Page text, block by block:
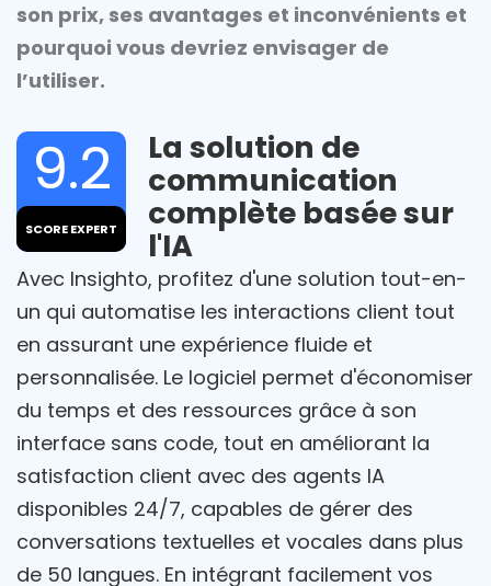
son prix, ses avantages et inconvénients et
pourquoi vous devriez envisager de
l’utiliser.
9.2
SCORE EXPERT
La solution de
communication
complète basée sur
l'IA
Avec Insighto, profitez d'une solution tout-en-
un qui automatise les interactions client tout
en assurant une expérience fluide et
personnalisée. Le logiciel permet d'économiser
du temps et des ressources grâce à son
interface sans code, tout en améliorant la
satisfaction client avec des agents IA
disponibles 24/7, capables de gérer des
conversations textuelles et vocales dans plus
de 50 langues. En intégrant facilement vos